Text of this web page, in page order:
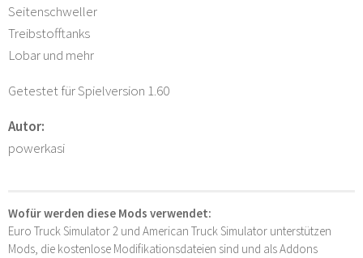
Seitenschweller
Treibstofftanks
Lobar und mehr
Getestet für Spielversion 1.60
Autor:
powerkasi
Wofür werden diese Mods verwendet:
Euro Truck Simulator 2 und American Truck Simulator unterstützen
Mods, die kostenlose Modifikationsdateien sind und als Addons